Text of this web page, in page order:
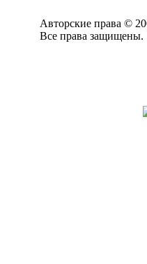
Авторские права ©
Все права защищены.